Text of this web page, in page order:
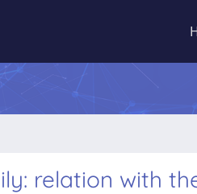
relation with